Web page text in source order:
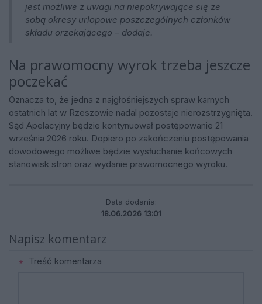
jest możliwe z uwagi na niepokrywające się ze
sobą okresy urlopowe poszczególnych członków
składu orzekającego – dodaje.
Na prawomocny wyrok trzeba jeszcze
poczekać
Oznacza to, że jedna z najgłośniejszych spraw karnych
ostatnich lat w Rzeszowie nadal pozostaje nierozstrzygnięta.
Sąd Apelacyjny będzie kontynuował postępowanie 21
września 2026 roku. Dopiero po zakończeniu postępowania
dowodowego możliwe będzie wysłuchanie końcowych
stanowisk stron oraz wydanie prawomocnego wyroku.
Data dodania:
18.06.2026 13:01
Napisz komentarz
Treść komentarza